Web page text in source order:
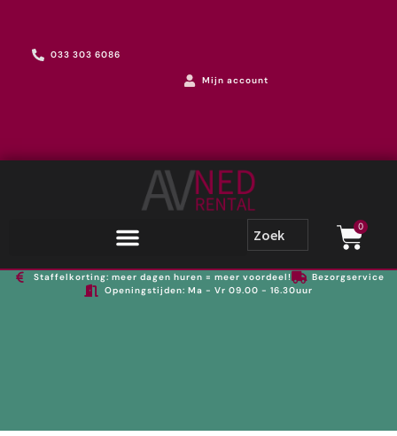
033 303 6086
Mijn account
0
Staffelkorting: meer dagen huren = meer voordeel!
Bezorgservice
Openingstijden: Ma - Vr 09.00 - 16.30uur